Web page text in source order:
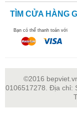
TÌM CỬA HÀNG
Bạn có thể thanh toán với
©2016
0106517278. Địa chỉ: